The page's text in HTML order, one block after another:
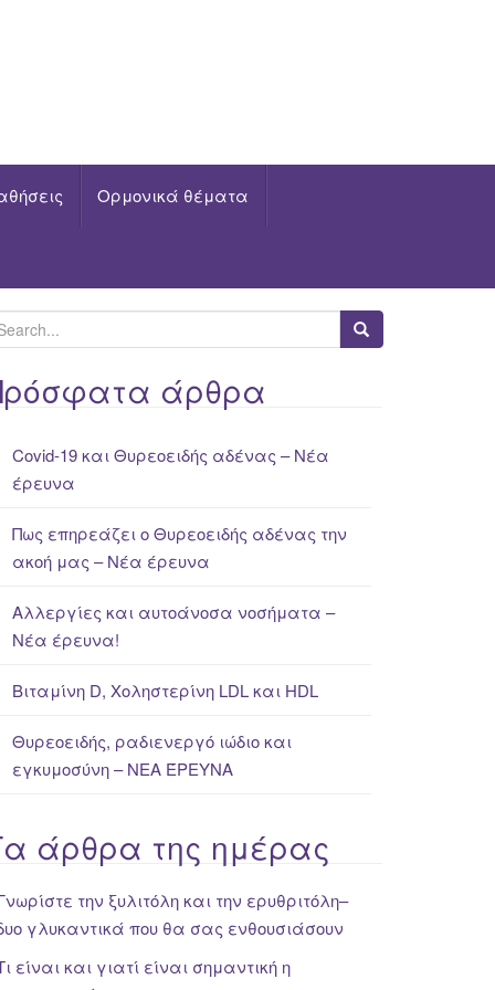
Ορμονικά θέματα
άρθρα
Covid-19 και Θυρεοειδής αδένας – Νέα
έρευνα
Πως επηρεάζει ο Θυρεοειδής αδένας την
ακοή μας – Νέα έρευνα
Αλλεργίες και αυτοάνοσα νοσήματα –
Νέα έρευνα!
Βιταμίνη D, Χοληστερίνη LDL και HDL
Θυρεοειδής, ραδιενεργό ιώδιο και
εγκυμοσύνη – ΝΕΑ ΈΡΕΥΝΑ
άρθρα της ημέρας
την ξυλιτόλη και την ερυθριτόλη–
γλυκαντικά που θα σας ενθουσιάσουν
είναι και γιατί είναι σημαντική η